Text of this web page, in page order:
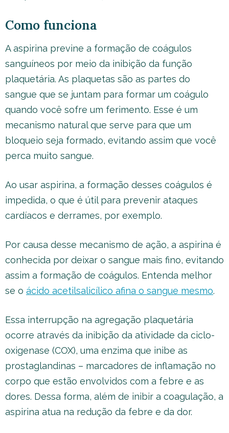
Como funciona
A aspirina previne a formação de coágulos
sanguíneos por meio da inibição da função
plaquetária. As plaquetas são as partes do
sangue que se juntam para formar um coágulo
quando você sofre um ferimento. Esse é um
mecanismo natural que serve para que um
bloqueio seja formado, evitando assim que você
perca muito sangue.
Ao usar aspirina, a formação desses coágulos é
impedida, o que é útil para prevenir ataques
cardíacos e derrames, por exemplo.
Por causa desse mecanismo de ação, a aspirina é
conhecida por deixar o sangue mais fino, evitando
assim a formação de coágulos. Entenda melhor
se o ácido acetilsalicílico afina o sangue mesmo.
Essa interrupção na agregação plaquetária
ocorre através da inibição da atividade da ciclo-
oxigenase (COX), uma enzima que inibe as
prostaglandinas – marcadores de inflamação no
corpo que estão envolvidos com a febre e as
dores. Dessa forma, além de inibir a coagulação, a
aspirina atua na redução da febre e da dor.